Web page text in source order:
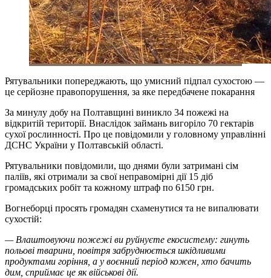
Рятувальники попереджають, що умисний підпал сухостою —
це серйозне правопорушення, за яке передбачене покарання
За минулу добу на Полтавщині виникло 34 пожежі на
відкритій території. Внаслідок займань вигоріло 70 гектарів
сухої рослинності. Про це повідомили у головному управлінні
ДСНС України у Полтавській області.
Рятувальники повідомили, що днями були затримані сім
паліїв, які отримали за свої неправомірні дії 15 діб
громадських робіт та кожному штраф по 6150 грн.
Вогнеборці просять громадян схаменутися та не випалювати
сухостій:
— Влаштовуючи пожежі ви руйнуєте екосистему: гинуть
польові тварини, повітря забруднюється шкідливими
продуктами горіння, а у воєнний період кожен, хто бачить
дим, сприймає це як військові дії.